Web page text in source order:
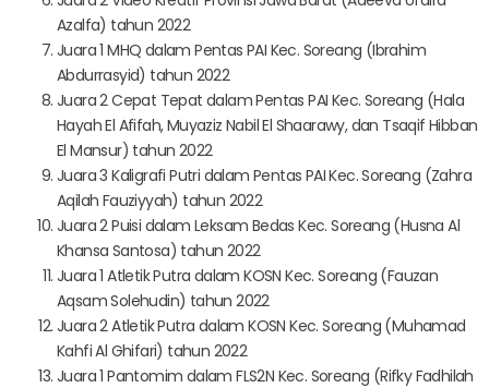
Azalfa) tahun 2022
Juara 1 MHQ dalam Pentas PAI Kec. Soreang (Ibrahim
Abdurrasyid) tahun 2022
Juara 2 Cepat Tepat dalam Pentas PAI Kec. Soreang (Hala
Hayah El Afifah, Muyaziz Nabil El Shaarawy, dan Tsaqif Hibban
El Mansur) tahun 2022
Juara 3 Kaligrafi Putri dalam Pentas PAI Kec. Soreang (Zahra
Aqilah Fauziyyah) tahun 2022
Juara 2 Puisi dalam Leksam Bedas Kec. Soreang (Husna Al
Khansa Santosa) tahun 2022
Juara 1 Atletik Putra dalam KOSN Kec. Soreang (Fauzan
Aqsam Solehudin) tahun 2022
Juara 2 Atletik Putra dalam KOSN Kec. Soreang (Muhamad
Kahfi Al Ghifari) tahun 2022
Juara 1 Pantomim dalam FLS2N Kec. Soreang (Rifky Fadhilah